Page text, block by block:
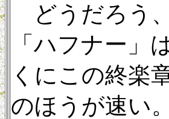
どうだろう
「ハフナー」
くにこの終楽
のほうが速い